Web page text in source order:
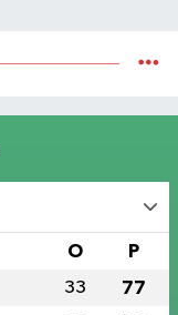
O P
33 77